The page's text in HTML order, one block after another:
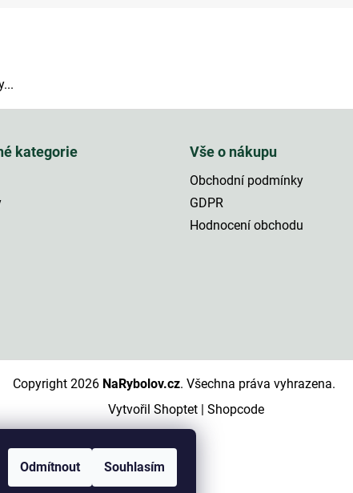
Odmítnout Souhlasím
kategorie Vše o nákupu
Obchodní podmínky
GDPR
Hodnocení obchodu
Vytvořil Shoptet| Shopcode
Copyright 2026 NaRybolov.cz. Všechna práva vyhrazena.